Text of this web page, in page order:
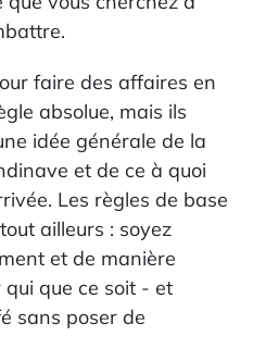
faire des affaires en
absolue, mais ils
idée générale de la
et de ce à quoi
Les règles de base
ailleurs : soyez
et de manière
que ce soit - et
sans poser de